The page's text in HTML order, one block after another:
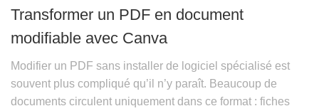
Transformer un PDF en document
modifiable avec Canva
Modifier un PDF sans installer de logiciel spécialisé est
souvent plus compliqué qu’il n’y paraît. Beaucoup de
documents circulent uniquement dans ce format : fiches